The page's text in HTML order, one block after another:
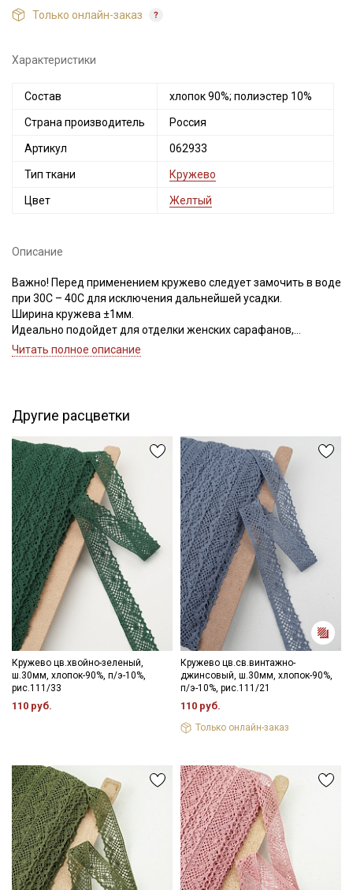
Только онлайн-заказ
Характеристики
Состав хлопок 90%; полиэстер 10%
Страна производитель Россия
Артикул 062933
Тип ткани Кружево
Цвет Желтый
Описание
Важно! Перед применением кружево следует замочить в воде
при 30С – 40С для исключения дальнейшей усадки.
Ширина кружева ±1мм.
Идеально подойдет для отделки женских сарафанов,
платьев, юбок, рукавов.
Цветопередача может отличаться от оригинального цвета в
зависимости от настроек вашего монитора.
Читать полное описание
Другие расцветки
Кружево цв.хвойно-зеленый,
ш.30мм, хлопок-90%, п/э-10%,
рис.111/33
110 руб.
Кружево цв.св.винтажно-
джинсовый, ш.30мм, хлопок-90%,
п/э-10%, рис.111/21
110 руб.
Только онлайн-заказ